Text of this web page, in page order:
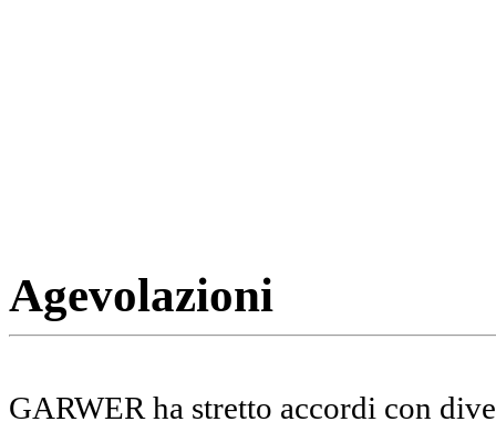
Agevolazioni
GARWER ha stretto accordi con